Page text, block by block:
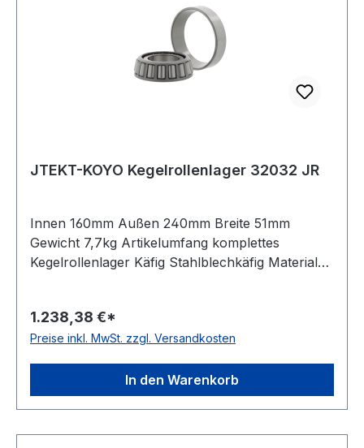
JTEKT-KOYO Kegelrollenlager 32032 JR
Innen 160mm Außen 240mm Breite 51mm
Gewicht 7,7kg Artikelumfang komplettes
Kegelrollenlager Käfig Stahlblechkäfig Material
Ausführung verstärkte Kapazität Anordnung
Standardausführung Toleranzklasse
1.238,38 €*
Preise inkl. MwSt. zzgl. Versandkosten
In den Warenkorb